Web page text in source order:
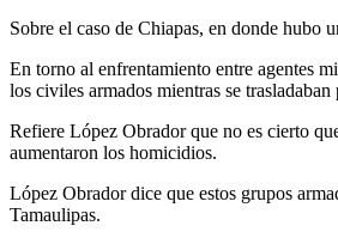
Sobre el caso de Chiapas, en donde hubo
En torno al enfrentamiento entre agentes
los civiles armados mientras se
Refiere López Obrador que no es cierto
aumentaron los homicidios.
López Obrador dice que estos grupos
Tamaulipas.